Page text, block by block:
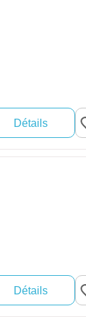
Détails
Détails